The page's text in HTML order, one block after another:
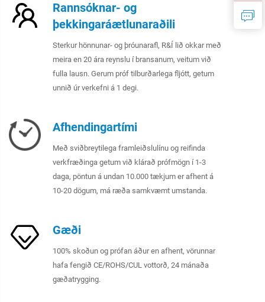
Rannsóknar- og
þekkingaráætlunaraðili
Sterkur hönnunar- og þróunarafl, R&Í lið okkar með
meira en 20 ára reynslu í bransanum, veitum við
fulla lausn. Gerum próf tilburðarlega fljótt, getum
unnið úr verkefni á 1 degi.
Afhendingartími
Með sviðbreytilega framleiðslulínu og reifinda
verkfræðinga getum við klárað prófmögn í 1-3
daga, pöntun á undan 10.000 tækjum er afhent á
10-20 dögum, má ræða samkvæmt umstanda.
Gæði
100% skoðun og prófan áður en afhent, vörunnar
hafa fengið CE/ROHS/CUL vottorð, 24 mánaða
gæðatrygging.